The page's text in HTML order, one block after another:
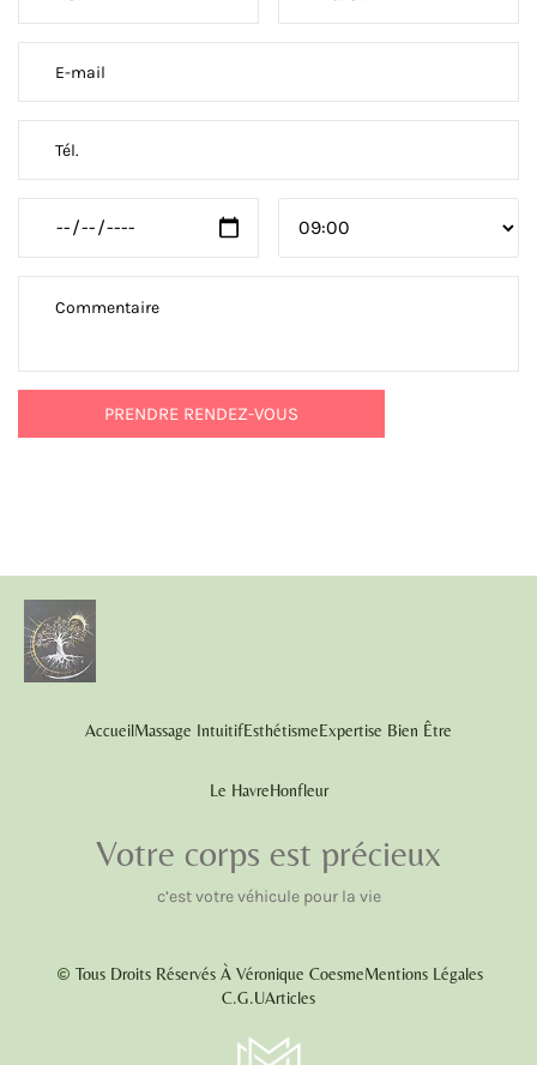
AccueilMassage IntuitifEsthétismeExpertise Bien Être
Le HavreHonfleur
Votre corps est précieux
c’est votre véhicule pour la vie
Tous Droits Réservés À Véronique CoesmeMentions Légales
C.G.UArticles